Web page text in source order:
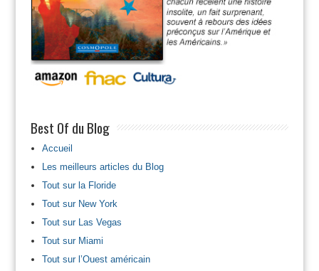
Best Of du Blog
Accueil
Les meilleurs articles du Blog
Tout sur la Floride
Tout sur New York
Tout sur Las Vegas
Tout sur Miami
Tout sur l’Ouest américain